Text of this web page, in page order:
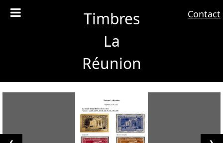
Timbres
La
Réunion
Contact